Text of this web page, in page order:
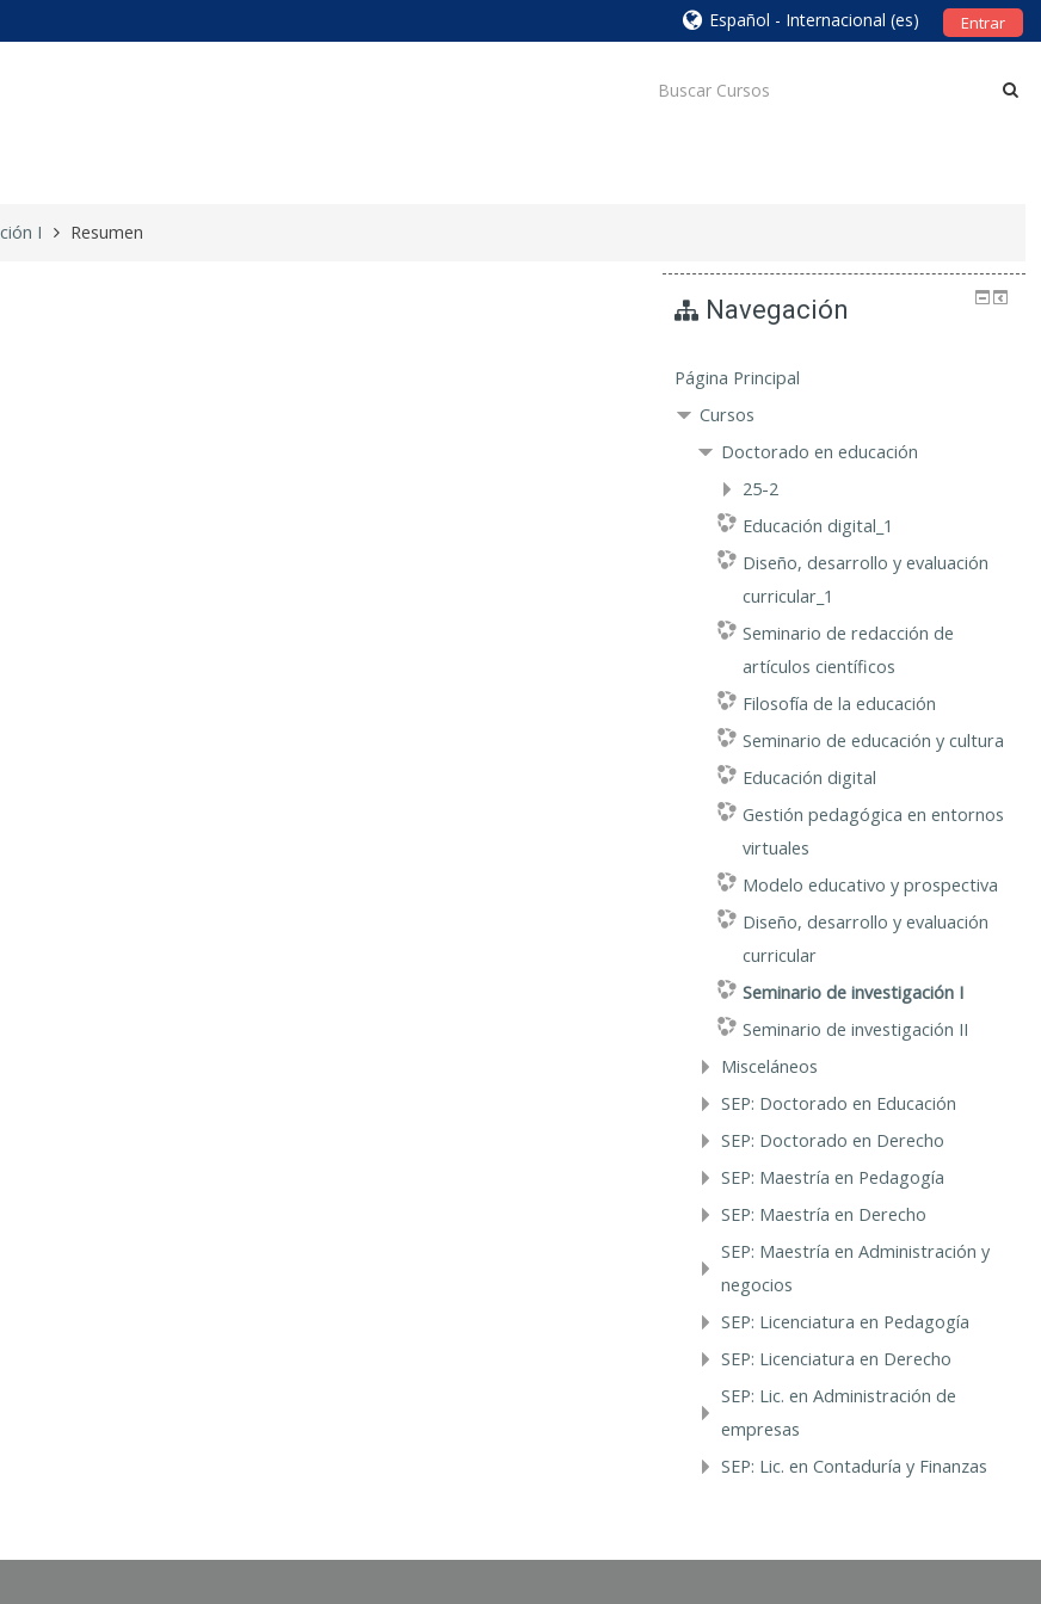
Entrar
Español - Internacional ‎(es)‎
I Resumen
Navegación
Página Principal
Cursos
Doctorado en educación
25-2
Educación digital_1
Diseño, desarrollo y evaluación
curricular_1
Seminario de redacción de
artículos científicos
Filosofía de la educación
Seminario de educación y cultura
Educación digital
Gestión pedagógica en entornos
virtuales
Modelo educativo y prospectiva
Diseño, desarrollo y evaluación
curricular
Seminario de investigación I
Seminario de investigación II
Misceláneos
SEP: Doctorado en Educación
SEP: Doctorado en Derecho
SEP: Maestría en Pedagogía
SEP: Maestría en Derecho
SEP: Maestría en Administración y
negocios
SEP: Licenciatura en Pedagogía
SEP: Licenciatura en Derecho
SEP: Lic. en Administración de
empresas
SEP: Lic. en Contaduría y Finanzas